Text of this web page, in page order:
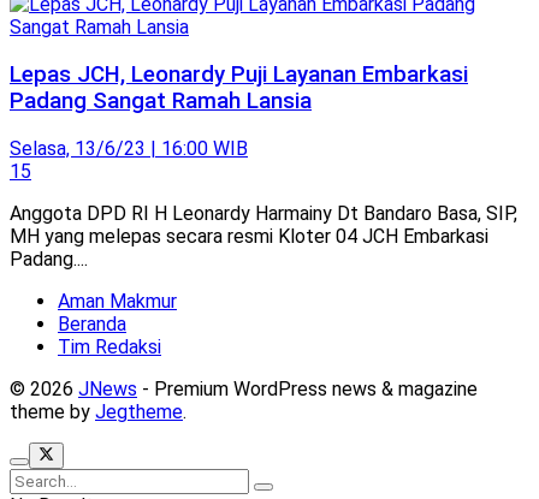
Lepas JCH, Leonardy Puji Layanan Embarkasi
Padang Sangat Ramah Lansia
Selasa, 13/6/23 | 16:00 WIB
15
Anggota DPD RI H Leonardy Harmainy Dt Bandaro Basa, SIP,
MH yang melepas secara resmi Kloter 04 JCH Embarkasi
Padang....
Aman Makmur
Beranda
Tim Redaksi
© 2026 JNews - Premium WordPress news & magazine
theme by Jegtheme.